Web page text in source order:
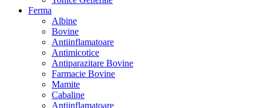
Ferma
Albine
Bovine
Antiinflamatoare
Antimicotice
Antiparazitare Bovine
Farmacie Bovine
Mamite
Cabaline
Antiinflamatoare